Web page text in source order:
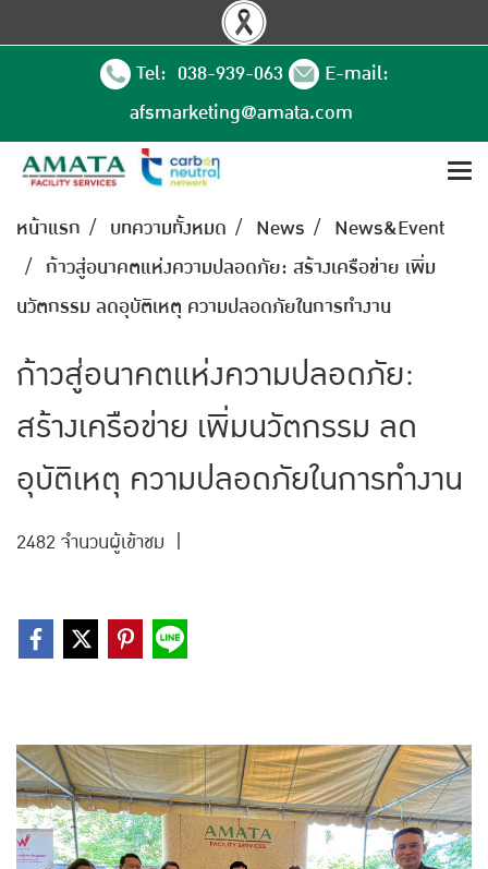
Tel: 038-939-063
E-mail:
afsmarketing@amata.com
หน้าแรก บทความทั้งหมด News
News&Event
ก้าวสู่อนาคตแห่งความปลอดภัย: สร้างเครือข่าย เพิ่ม
นวัตกรรม ลดอุบัติเหตุ ความปลอดภัยในการทำงาน
ก้าวสู่อนาคตแห่งความปลอดภัย:
สร้างเครือข่าย เพิ่มนวัตกรรม ลด
อุบัติเหตุ ความปลอดภัยในการทำงาน
2482 จำนวนผู้เข้าชม |